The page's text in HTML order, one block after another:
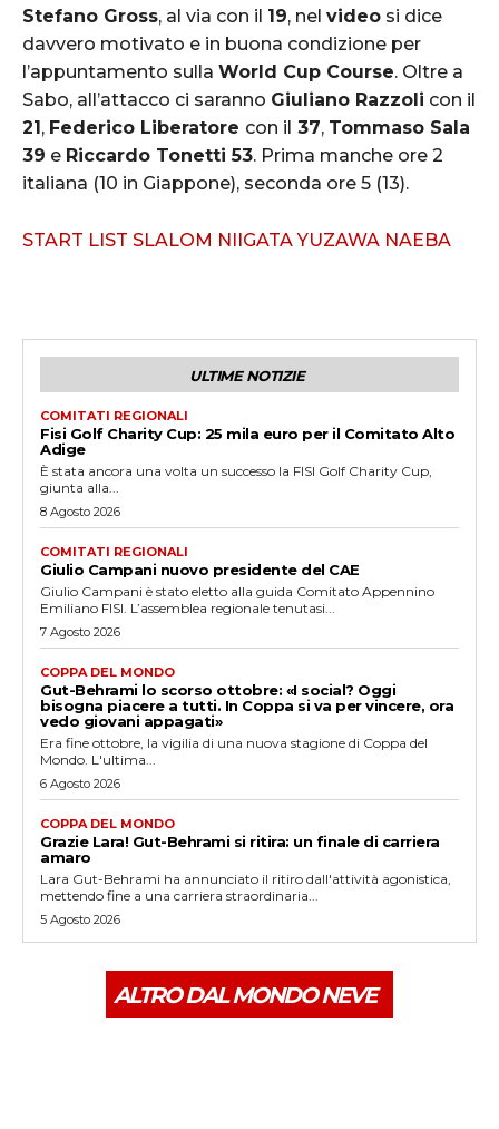
Stefano Gross, al via con il 19, nel video si dice
davvero motivato e in buona condizione per
l’appuntamento sulla World Cup Course. Oltre a
Sabo, all’attacco ci saranno Giuliano Razzoli con il
21, Federico Liberatore con il 37, Tommaso Sala
39 e Riccardo Tonetti 53. Prima manche ore 2
italiana (10 in Giappone), seconda ore 5 (13).
START LIST SLALOM NIIGATA YUZAWA NAEBA
ULTIME NOTIZIE
COMITATI REGIONALI
Fisi Golf Charity Cup: 25 mila euro per il Comitato Alto
Adige
È stata ancora una volta un successo la FISI Golf Charity Cup,
giunta alla...
8 Agosto 2026
COMITATI REGIONALI
Giulio Campani nuovo presidente del CAE
Giulio Campani è stato eletto alla guida Comitato Appennino
Emiliano FISI. L’assemblea regionale tenutasi...
7 Agosto 2026
COPPA DEL MONDO
Gut-Behrami lo scorso ottobre: «I social? Oggi
bisogna piacere a tutti. In Coppa si va per vincere, ora
vedo giovani appagati»
Era fine ottobre, la vigilia di una nuova stagione di Coppa del
Mondo. L'ultima...
6 Agosto 2026
COPPA DEL MONDO
Grazie Lara! Gut-Behrami si ritira: un finale di carriera
amaro
Lara Gut-Behrami ha annunciato il ritiro dall'attività agonistica,
mettendo fine a una carriera straordinaria...
5 Agosto 2026
ALTRO DAL MONDO NEVE